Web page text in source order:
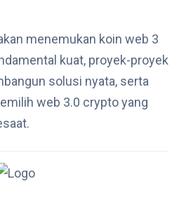
menemukan koin web 3
kuat, proyek-proyek
solusi nyata, serta
web 3.0 crypto yang